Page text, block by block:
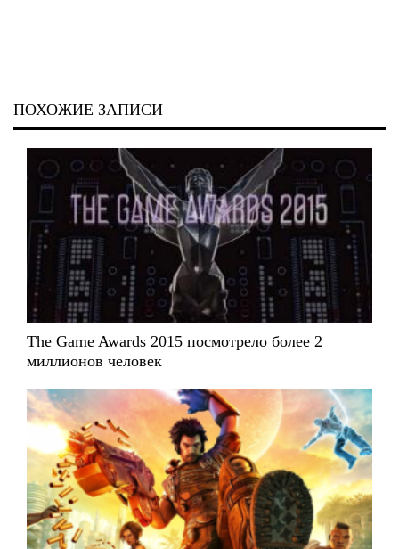
ПОХОЖИЕ ЗАПИСИ
The Game Awards 2015 посмотрело более 2
миллионов человек